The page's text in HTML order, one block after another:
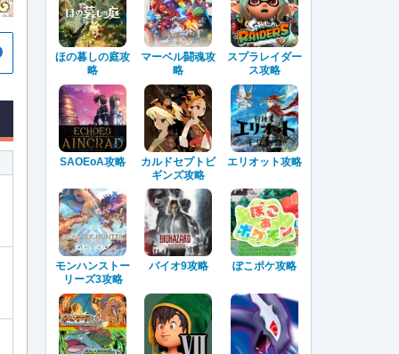
ほの暮しの庭攻
略
マーベル闘魂攻
略
スプラレイダー
ス攻略
SAOEoA攻略
カルドセプトビ
ギンズ攻略
エリオット攻略
モンハンストー
リーズ3攻略
バイオ9攻略 ぽこポケ攻略